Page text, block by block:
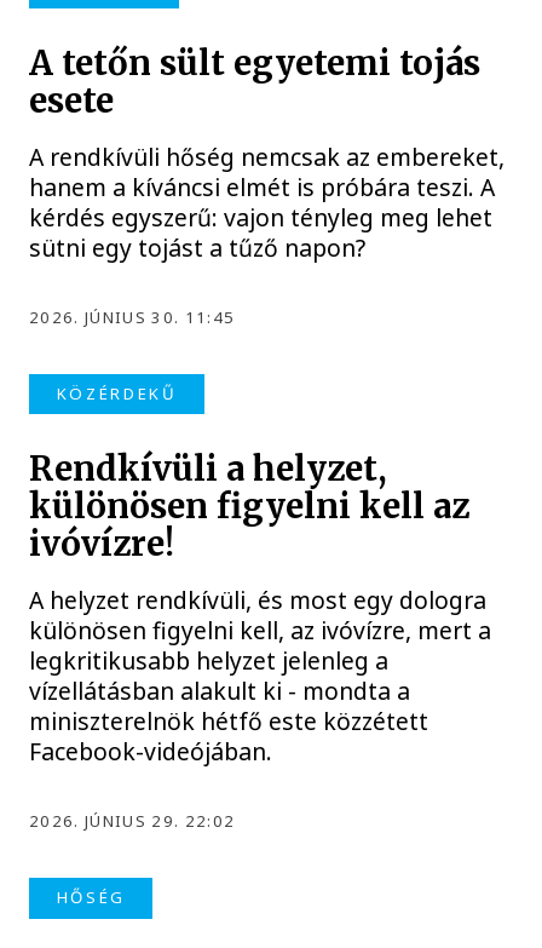
A tetőn sült egyetemi tojás
esete
A rendkívüli hőség nemcsak az embereket,
hanem a kíváncsi elmét is próbára teszi. A
kérdés egyszerű: vajon tényleg meg lehet
sütni egy tojást a tűző napon?
2026. JÚNIUS 30. 11:45
KÖZÉRDEKŰ
Rendkívüli a helyzet,
különösen figyelni kell az
ivóvízre!
A helyzet rendkívüli, és most egy dologra
különösen figyelni kell, az ivóvízre, mert a
legkritikusabb helyzet jelenleg a
vízellátásban alakult ki - mondta a
miniszterelnök hétfő este közzétett
Facebook-videójában.
2026. JÚNIUS 29. 22:02
HŐSÉG